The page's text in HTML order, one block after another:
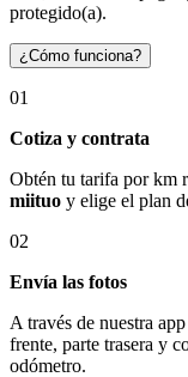
protegido(a).
¿Cómo funciona?
01
Cotiza y contrata
Obtén tu tarifa por km
miituo y elige el plan
02
Envía las fotos
A través de nuestra
frente, parte trasera y
odómetro.